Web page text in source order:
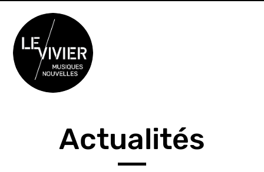
Actualités